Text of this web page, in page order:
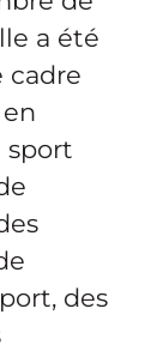
a été
cadre
sport
des